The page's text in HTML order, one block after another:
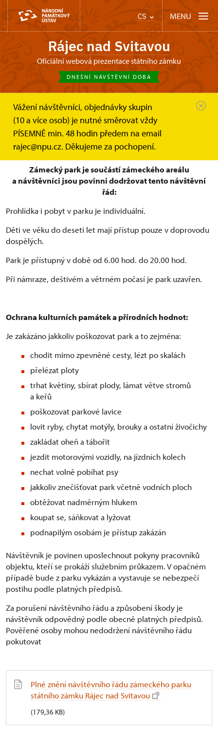
CS MENU
Rájec nad Svitavou
Oficiální webová prezentace státního zámku
DNEŠNÍ NÁVŠTĚVNÍ DOBA
Vážení návštěvníci, objednávky skupin
(10 a více osob) je nutné směrovat vždy
PÍSEMNĚ min. 48 hodin předem na email
rajec@npu.cz. Děkujeme za pochopení.
Zámek Rájec nad Svitavou
Zámecké zahradnictví a park
Návštěvní řád parku
Návštěvní řád zámeckého parku
Zámecký park je součástí zámeckého areálu
a návštěvníci jsou povinni dodržovat tento návštěvní
řád:
Prohlídka i pobyt v parku je individuální.
Děti ve věku do deseti let mají přístup pouze v doprovodu
dospělých.
Park je přístupný v době od 6.00 hod. do 20.00 hod.
Při námraze, deštivém a větrném počasí je park uzavřen.
Ochrana kulturních památek a přírodních hodnot:
Je zakázáno jakkoliv poškozovat park a to zejména:
chodit mimo zpevněné cesty, lézt po skalách
přelézat ploty
trhat květiny, sbírat plody, lámat větve stromů
a keřů
poškozovat parkové lavice
lovit ryby, chytat motýly, brouky a ostatní živočichy
zakládat oheň a tábořit
jezdit motorovými vozidly, na jízdních kolech
nechat volně pobíhat psy
jakkoliv znečišťovat park včetně vodních ploch
obtěžovat nadměrným hlukem
koupat se, sáňkovat a lyžovat
podnapilým osobám je přístup zakázán
Návštěvník je povinen uposlechnout pokyny pracovníků
objektu, kteří se prokáží služebním průkazem. V opačném
případě bude z parku vykázán a vystavuje se nebezpečí
postihu podle platných předpisů.
Za porušení návštěvního řádu a způsobení škody je
návštěvník odpovědný podle obecně platných předpisů.
Pověřené osoby mohou nedodržení návštěvního řádu
pokutovat
Plné znění návštěvního řádu zámeckého parku
státního zámku Rájec nad Svitavou
(179,36 KB)